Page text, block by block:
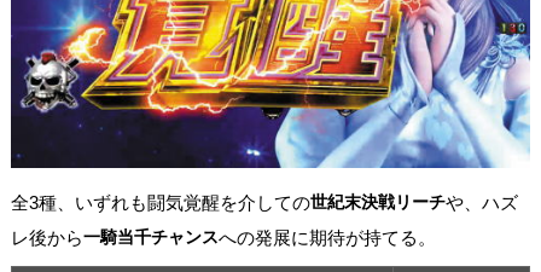
全3種、いずれも闘気覚醒を介しての世紀末決戦リーチや、ハズ
レ後から一騎当千チャンスへの発展に期待が持てる。